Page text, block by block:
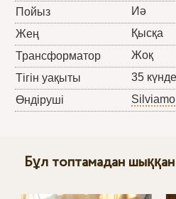
Пойыз
Иә
Жең
Қысқа
Трансформатор
Жоқ
Тігін уақыты
35
Өндіруші
Silviamo
Бұл топтамадан